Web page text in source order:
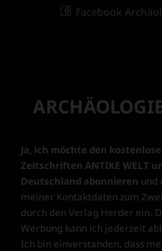
Facebook
Ja, ich möchte den
Zeitschriften ANTIKE WELT
Deutschland abonnieren und
meiner Kontaktdaten zum
durch den Verlag Herder ein.
Werbung kann ich jederzeit
Ich bin einverstanden, dass